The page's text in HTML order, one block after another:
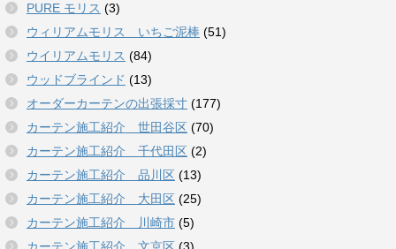
PURE モリス (3)
ウィリアムモリス いちご泥棒 (51)
ウイリアムモリス (84)
ウッドブラインド (13)
オーダーカーテンの出張採寸 (177)
カーテン施工紹介 世田谷区 (70)
カーテン施工紹介 千代田区 (2)
カーテン施工紹介 品川区 (13)
カーテン施工紹介 大田区 (25)
カーテン施工紹介 川崎市 (5)